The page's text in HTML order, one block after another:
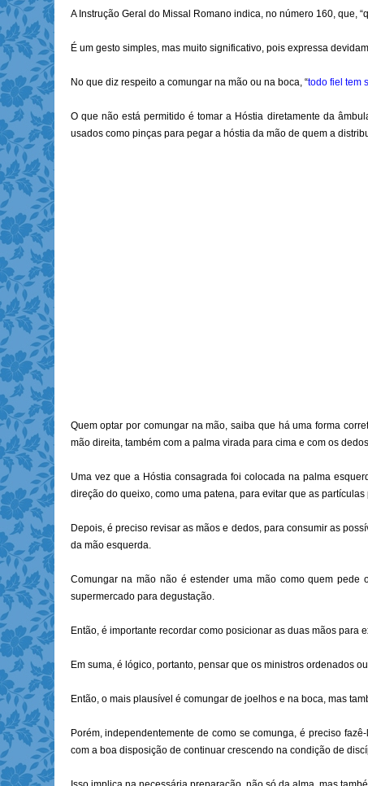
A Instrução Geral do Missal Romano indica, no número 160, que, “q
É um gesto simples, mas muito significativo, pois expressa
No que diz respeito a comungar na mão ou na boca, “todo fiel tem
O que não está permitido é tomar a Hóstia diretamente da
usados como pinças para pegar a hóstia da mão de quem a
Quem optar por comungar na mão, saiba que há uma forma
mão direita, também com a palma virada para cima e com os
Uma vez que a Hóstia consagrada foi colocada na palma
direção do queixo, como uma patena, para evitar que as
Depois, é preciso revisar as mãos e dedos, para consumir as
da mão esquerda.
Comungar na mão não é estender uma mão como quem
supermercado para degustação.
Então, é importante recordar como posicionar as duas mãos
Em suma, é lógico, portanto, pensar que os ministros ordenados
Então, o mais plausível é comungar de joelhos e na boca, mas
Porém, independentemente de como se comunga, é preciso
com a boa disposição de continuar crescendo na condição de